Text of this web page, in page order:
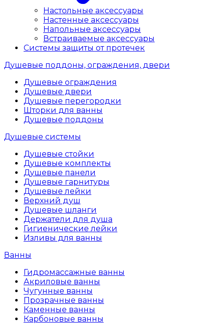
Настольные аксессуары
Настенные аксессуары
Напольные аксессуары
Встраиваемые аксессуары
Системы защиты от протечек
Душевые поддоны, ограждения, двери
Душевые ограждения
Душевые двери
Душевые перегородки
Шторки для ванны
Душевые поддоны
Душевые системы
Душевые стойки
Душевые комплекты
Душевые панели
Душевые гарнитуры
Душевые лейки
Верхний душ
Душевые шланги
Держатели для душа
Гигиенические лейки
Изливы для ванны
Ванны
Гидромассажные ванны
Акриловые ванны
Чугунные ванны
Прозрачные ванны
Каменные ванны
Карбоновые ванны